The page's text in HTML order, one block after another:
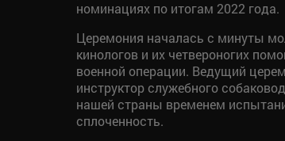
номинациях по итогам 2022 года.
Церемония началась с минуты
кинологов и их четвероногих
военной операции. Ведущий
инструктор служебного
нашей страны временем
сплоченность.